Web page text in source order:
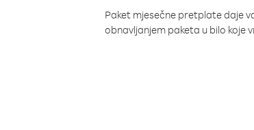
Paket mjesečne pretplate daje
obnavljanjem paketa u bilo koje